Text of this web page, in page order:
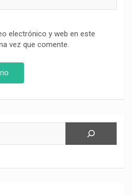
electrónico y web en este
vez que comente.